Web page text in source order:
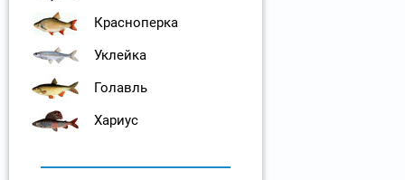
Красноперка
Уклейка
Голавль
Хариус